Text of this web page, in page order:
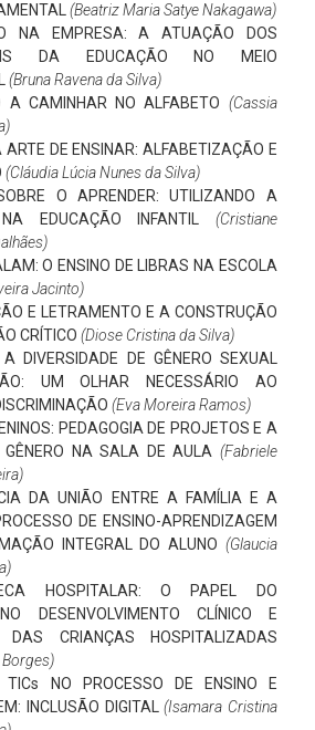
(Beatriz Maria Satye Nakagawa)
NA EMPRESA: A ATUAÇÃO DOS
DA EDUCAÇÃO NO MEIO
(Bruna Ravena da Silva)
A CAMINHAR NO ALFABETO (Cassia
DE ENSINAR: ALFABETIZAÇÃO E
(Cláudia Lúcia Nunes da Silva)
O APRENDER: UTILIZANDO A
NA EDUCAÇÃO INFANTIL (Cristiane
O ENSINO DE LIBRAS NA ESCOLA
Jacinto)
E LETRAMENTO E A CONSTRUÇÃO
CRÍTICO (Diose Cristina da Silva)
DIVERSIDADE DE GÊNERO SEXUAL
UM OLHAR NECESSÁRIO AO
(Eva Moreira Ramos)
PEDAGOGIA DE PROJETOS E A
GÊNERO NA SALA DE AULA (Fabriele
DA UNIÃO ENTRE A FAMÍLIA E A
DE ENSINO-APRENDIZAGEM
INTEGRAL DO ALUNO (Glaucia
HOSPITALAR: O PAPEL DO
DESENVOLVIMENTO CLÍNICO E
DAS CRIANÇAS HOSPITALIZADAS
NO PROCESSO DE ENSINO E
INCLUSÃO DIGITAL(Isamara Cristina